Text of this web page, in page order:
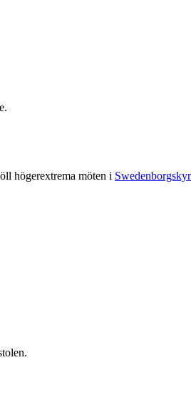
högerextrema möten i